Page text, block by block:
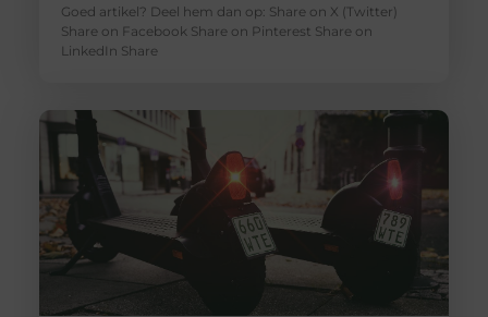
Goed artikel? Deel hem dan op: Share on X (Twitter)
Share on Facebook Share on Pinterest Share on
LinkedIn Share